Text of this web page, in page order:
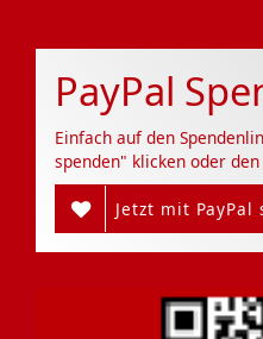
PayPal
Einfach auf den
spenden" klicken oder den
Jetzt mit PayPal